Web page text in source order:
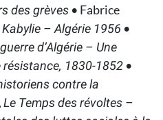
des grèves • Fabrice
– Algérie 1956 •
d’Algérie – Une
1830-1852 •
contre la
Le Temps des révoltes –